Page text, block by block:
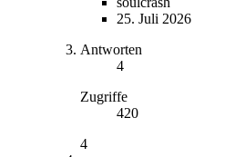
25. Juli 2026
Antworten
4
Zugriffe
420
4